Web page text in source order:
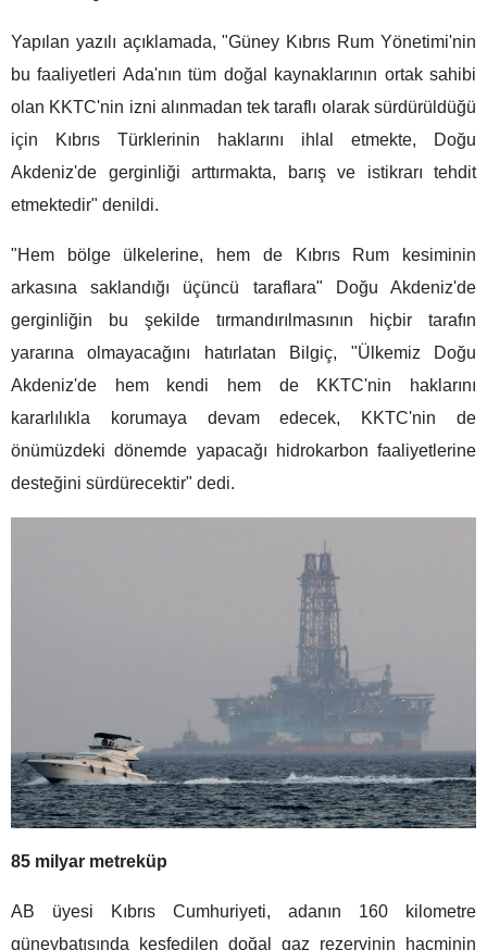
Yapılan yazılı açıklamada, "Güney Kıbrıs Rum Yönetimi'nin
bu faaliyetleri Ada'nın tüm doğal kaynaklarının ortak sahibi
olan KKTC'nin izni alınmadan tek taraflı olarak sürdürüldüğü
için Kıbrıs Türklerinin haklarını ihlal etmekte, Doğu
Akdeniz'de gerginliği arttırmakta, barış ve istikrarı tehdit
etmektedir" denildi.
"Hem bölge ülkelerine, hem de Kıbrıs Rum kesiminin
arkasına saklandığı üçüncü taraflara" Doğu Akdeniz'de
gerginliğin bu şekilde tırmandırılmasının hiçbir tarafın
yararına olmayacağını hatırlatan Bilgiç, "Ülkemiz Doğu
Akdeniz'de hem kendi hem de KKTC'nin haklarını
kararlılıkla korumaya devam edecek, KKTC'nin de
önümüzdeki dönemde yapacağı hidrokarbon faaliyetlerine
desteğini sürdürecektir" dedi.
85 milyar metreküp
AB üyesi Kıbrıs Cumhuriyeti, adanın 160 kilometre
güneybatısında keşfedilen doğal gaz rezervinin hacminin